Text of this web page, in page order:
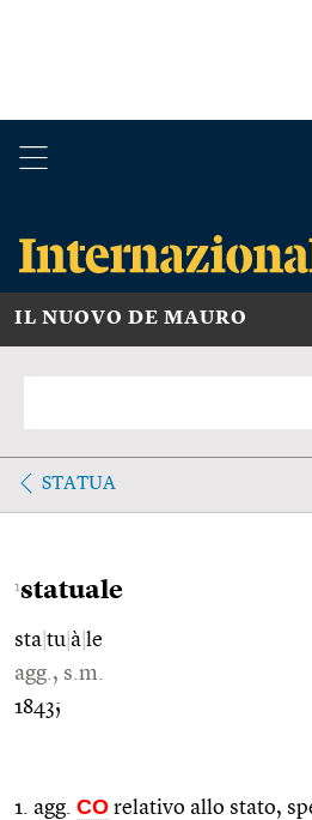
IL NUOVO DE MAURO
STATUA
1statuale
sta tu à le
agg., s.m.
1843;
1. agg. CO relativo allo stato,